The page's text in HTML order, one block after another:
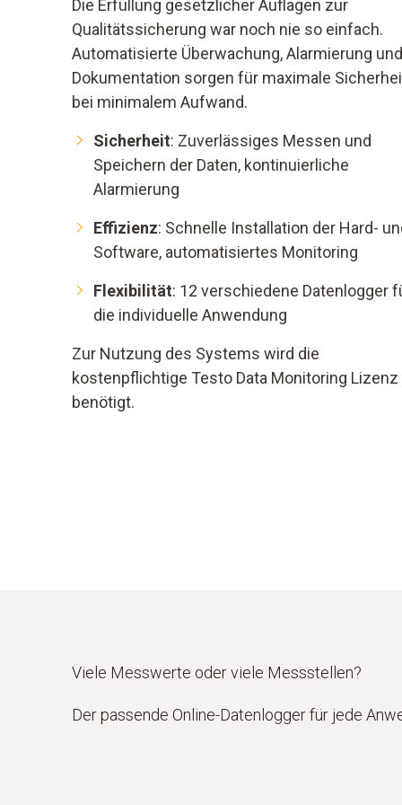
Die Erfüllung gesetzlicher Auflagen zur
Qualitätssicherung war noch nie so einfach.
Automatisierte Überwachung, Alarmierung und
Dokumentation sorgen für maximale
bei minimalem Aufwand.
Sicherheit: Zuverlässiges Messen und
Speichern der Daten, kontinuierliche
Alarmierung
Effizienz: Schnelle Installation der Hard-
Software, automatisiertes Monitoring
Flexibilität: 12 verschiedene Datenlogger
die individuelle Anwendung
Zur Nutzung des Systems wird die
kostenpflichtige Testo Data Monitoring Lizenz
benötigt.
Viele Messwerte oder viele Messstellen?
Der passende Online-Datenlogger für jede